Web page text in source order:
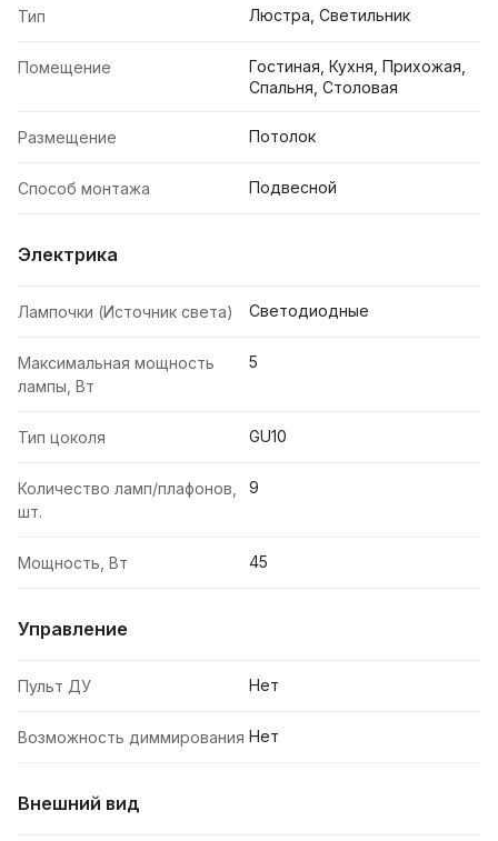
Тип Люстра, Светильник
Помещение
Гостиная, Кухня, Прихожая,
Спальня, Столовая
Размещение Потолок
Способ монтажа Подвесной
Электрика
Лампочки (Источник света) Светодиодные
Максимальная мощность
лампы, Вт
5
Тип цоколя GU10
Количество ламп/плафонов,
шт.
9
Мощность, Вт 45
Управление
Пульт ДУ Нет
Возможность диммирования Нет
Внешний вид